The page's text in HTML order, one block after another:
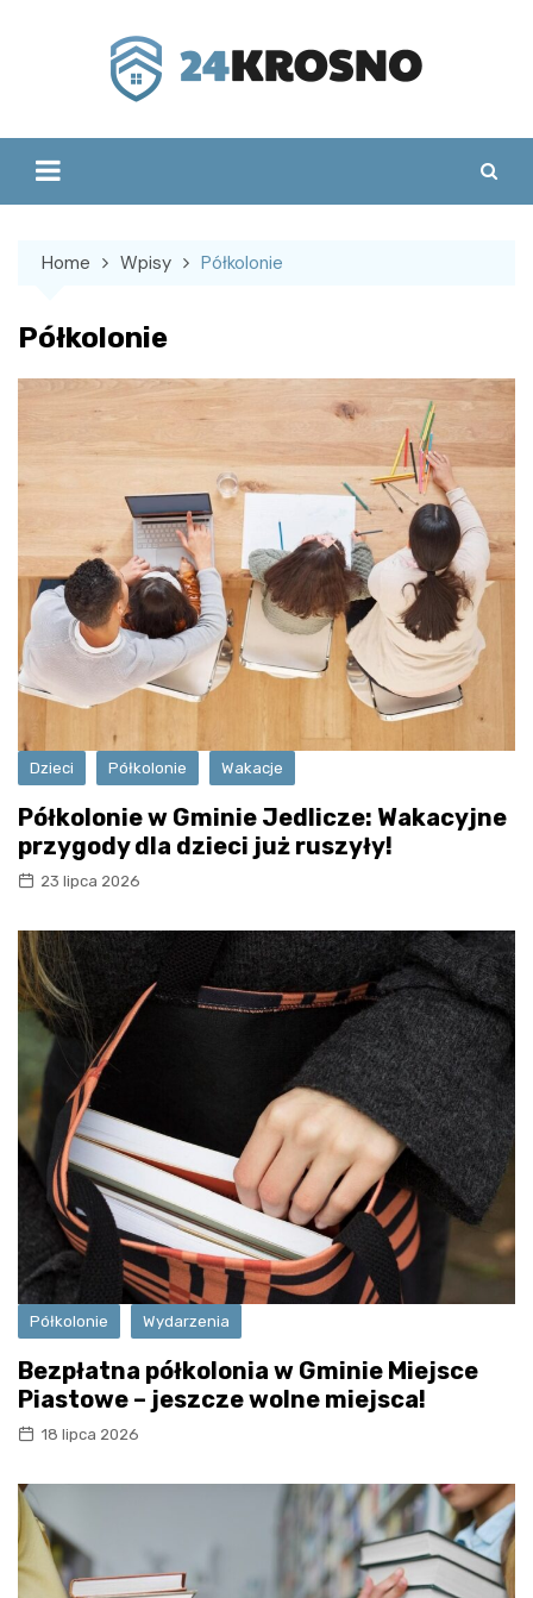
Home Wpisy Półkolonie
Półkolonie
Dzieci Półkolonie Wakacje
Półkolonie w Gminie Jedlicze: Wakacyjne
przygody dla dzieci już ruszyły!
23 lipca 2026
Półkolonie Wydarzenia
Bezpłatna półkolonia w Gminie Miejsce
Piastowe – jeszcze wolne miejsca!
18 lipca 2026